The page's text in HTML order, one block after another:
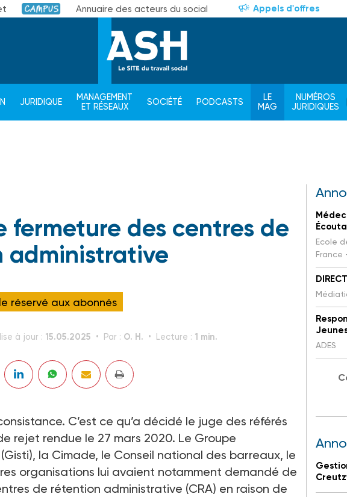
Campus Annuaire des acteurs du social Appels d'offres
JURIDIQUE
MANAGEMENT
ET RÉSEAUX
SOCIÉTÉ PODCASTS
LE
MAG
NUMÉROS
JURIDIQUES
fermeture des centres de
administrative
réservé aux abonnés
à jour : 15.05.2025 Par : O. H. Lecture : 1 min.
C’est ce qu’a décidé le juge des référés
rejet rendue le 27 mars 2020. Le Groupe
la Cimade, le Conseil national des barreaux, le
organisations lui avaient notamment demandé de
de rétention administrative (CRA) en raison de
Ecole
France
ADES